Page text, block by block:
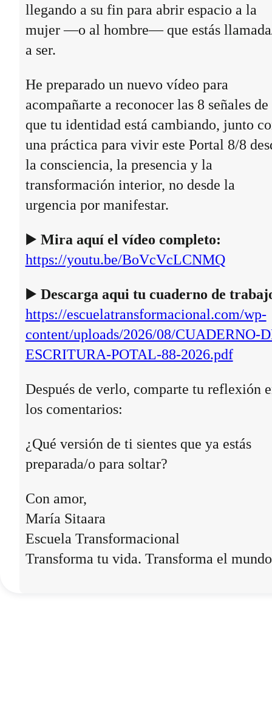
llegando a su fin para abrir espacio a la
mujer —o al hombre— que estás
a ser.
He preparado un nuevo vídeo para
acompañarte a reconocer las 8 señales de
que tu identidad está cambiando, junto
una práctica para vivir este Portal 8/8
la consciencia, la presencia y la
transformación interior, no desde la
urgencia por manifestar.
▶️ Mira aquí el vídeo completo:
https://youtu.be/BoVcVcLCNMQ
▶️ Descarga aqui tu cuaderno de
https://escuelatransformacional.com/wp-
content/uploads/2026/08/CUADERNO-
ESCRITURA-POTAL-88-2026.pdf
Después de verlo, comparte tu reflexión
los comentarios:
¿Qué versión de ti sientes que ya estás
preparada/o para soltar?
Con amor,
María Sitaara
Escuela Transformacional
Transforma tu vida. Transforma el